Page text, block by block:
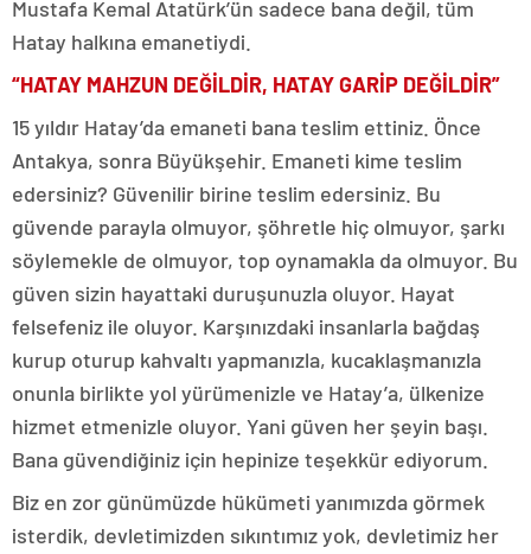
Mustafa Kemal Atatürk’ün sadece bana değil, tüm
Hatay halkına emanetiydi.
“HATAY MAHZUN DEĞİLDİR, HATAY GARİP DEĞİLDİR”
15 yıldır Hatay’da emaneti bana teslim ettiniz. Önce
Antakya, sonra Büyükşehir. Emaneti kime teslim
edersiniz? Güvenilir birine teslim edersiniz. Bu
güvende parayla olmuyor, şöhretle hiç olmuyor, şarkı
söylemekle de olmuyor, top oynamakla da olmuyor. Bu
güven sizin hayattaki duruşunuzla oluyor. Hayat
felsefeniz ile oluyor. Karşınızdaki insanlarla bağdaş
kurup oturup kahvaltı yapmanızla, kucaklaşmanızla
onunla birlikte yol yürümenizle ve Hatay’a, ülkenize
hizmet etmenizle oluyor. Yani güven her şeyin başı.
Bana güvendiğiniz için hepinize teşekkür ediyorum.
Biz en zor günümüzde hükümeti yanımızda görmek
isterdik, devletimizden sıkıntımız yok, devletimiz her